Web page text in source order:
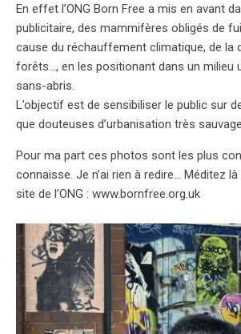
En effet l’ONG Born Free a mis en avant
publicitaire, des mammifères obligés de
cause du réchauffement climatique, de la
forêts…, en les positionant dans un milieu
sans-abris.
L’objectif est de sensibiliser le public sur
que douteuses d’urbanisation très
Pour ma part ces photos sont les plus
connaisse. Je n’ai rien à redire… Méditez
site de l’ONG : www.bornfree.org.uk